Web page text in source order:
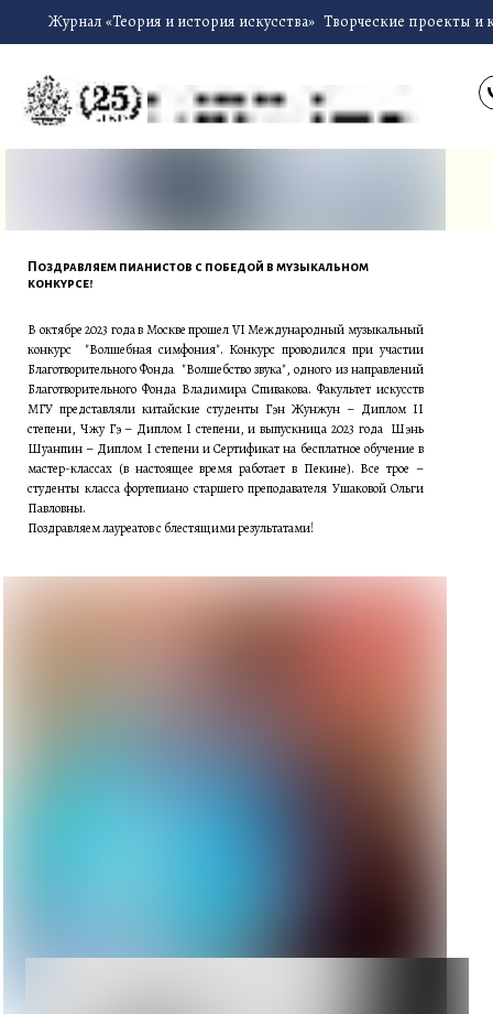
Журнал «Теория и история искусства» Творческие проекты и
В октябре 2023 года в Москве прошел VI Международный музыкальный
конкурс "Волшебная симфония". Конкурс проводился при участии
Благотворительного Фонда "Волшебство звука", одного из направлений
Благотворительного Фонда Владимира Спивакова. Факультет искусств
МГУ представляли китайские студенты Гэн Жунжун – Диплом II
степени, Чжу Гэ – Диплом I степени, и выпускница 2023 года Шэнь
Шуанпин – Диплом I степени и Сертификат на бесплатное обучение в
мастер-классах (в настоящее время работает в Пекине). Все трое –
студенты класса фортепиано старшего преподавателя Ушаковой Ольги
Павловны.
Поздравляем лауреатов с блестящими результатами!
Поздравляем пианистов с победой в музыкальном
конкурсе!